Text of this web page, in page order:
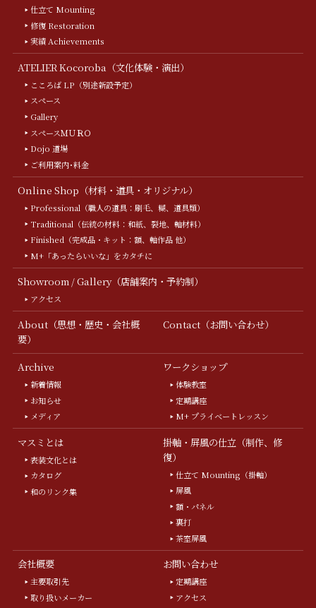
仕立て Mounting
修復 Restoration
実績 Achievements
ATELIER Kocoroba（文化体験・演出）
こころば LP（別途新設予定）
スペース
Gallery
スペースＭＵＲＯ
Dojo 道場
ご利用案内･料金
Online Shop（材料・道具・オリジナル）
Professional（職人の道具：刷毛、糊、道具類）
Traditional（伝統の材料：和紙、裂地、軸材料）
Finished（完成品・キット：額、軸作品 他）
M+「あったらいいな」をカタチに
Showroom / Gallery（店舗案内・予約制）
アクセス
About（思想・歴史・会社概
要）
Contact（お問い合わせ）
Archive
新着情報
お知らせ
メディア
ワークショップ
体験教室
定期講座
M+ プライベートレッスン
マスミとは
表装文化とは
カタログ
和のリンク集
掛軸・屏風の仕立（制作、修
復）
仕立て Mounting（掛軸）
屏風
額・パネル
裏打
茶室屏風
会社概要
主要取引先
取り扱いメーカー
お問い合わせ
定期講座
アクセス